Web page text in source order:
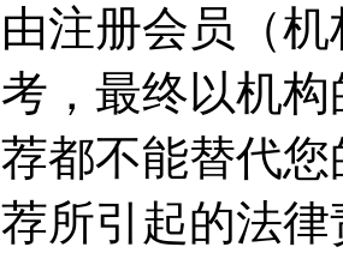
注册会员（
，最终以机
都不能替代
所引起的法